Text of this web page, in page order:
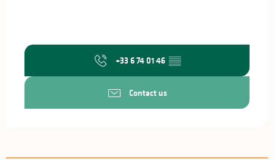
+33 6 74 01 46 ▒▒
Contact us